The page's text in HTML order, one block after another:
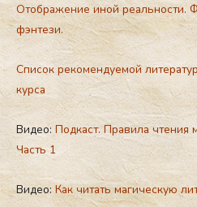
Отображение иной реальности.
фэнтези.
Список рекомендуемой
курса
Видео:Подкаст. Правила чтения
Часть 1
Видео:Как читать магическую